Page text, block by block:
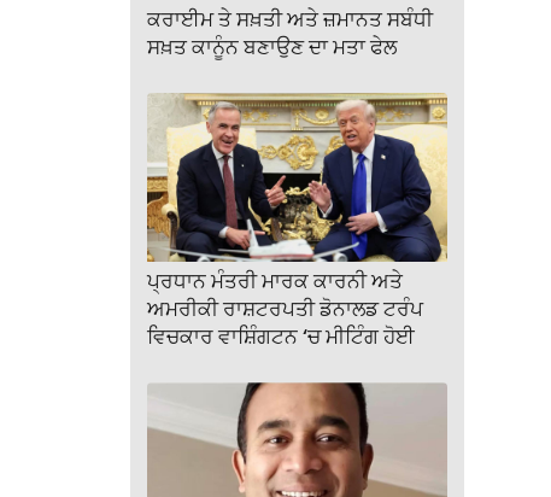
ਕਰਾਈਮ ਤੇ ਸਖ਼ਤੀ ਅਤੇ ਜ਼ਮਾਨਤ ਸਬੰਧੀ
ਸਖ਼ਤ ਕਾਨੂੰਨ ਬਣਾਉਣ ਦਾ ਮਤਾ ਫੇਲ
ਪ੍ਰਧਾਨ ਮੰਤਰੀ ਮਾਰਕ ਕਾਰਨੀ ਅਤੇ
ਅਮਰੀਕੀ ਰਾਸ਼ਟਰਪਤੀ ਡੋਨਾਲਡ ਟਰੰਪ
ਵਿਚਕਾਰ ਵਾਸ਼ਿੰਗਟਨ ‘ਚ ਮੀਟਿੰਗ ਹੋਈ